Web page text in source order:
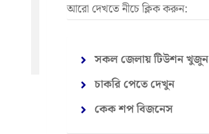
আরো দেখতে নীচে ক্লিক করুন:
সকল জেলায় টিউশন খুজুন
চাকরি পেতে দেখুন
কেক শপ বিজনেস